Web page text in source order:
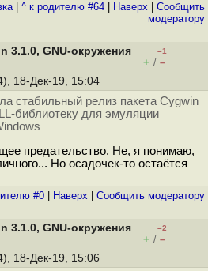
| ^ к родителю #64 Наверх
Cообщить
модератору
3.1.0, GNU-окружения
–1
+ / –
18-Дек-19, 15:04
стабильный релиз пакета Cygwin
библиотеку для эмуляции
предательство. Не, я понимаю,
Но осадочек-то остаётся
#0 Наверх Cообщить модератору
3.1.0, GNU-окружения
–2
+ / –
18-Дек-19, 15:06